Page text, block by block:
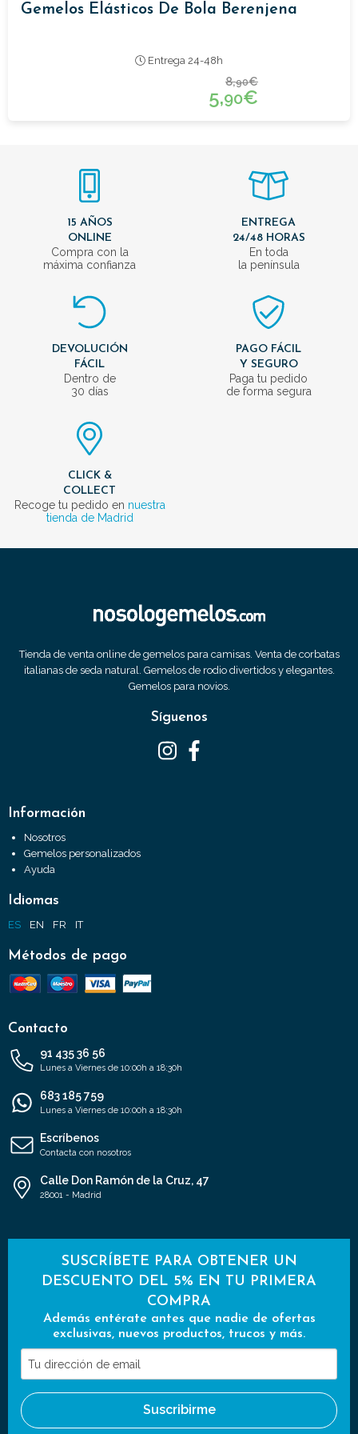
Gemelos Elásticos De Bola Berenjena
Entrega 24-48h
8,90€
5,90€
15 AÑOS
ONLINE
Compra con la
máxima confianza
ENTREGA
24/48 HORAS
En toda
la península
DEVOLUCIÓN
FÁCIL
Dentro de
30 días
PAGO FÁCIL
Y SEGURO
Paga tu pedido
de forma segura
CLICK &
COLLECT
Recoge tu pedido en nuestra
tienda de Madrid
Tienda de venta online de gemelos para camisas. Venta de corbatas
italianas de seda natural. Gemelos de rodio divertidos y elegantes.
Gemelos para novios.
Síguenos
Información
Nosotros
Gemelos personalizados
Ayuda
Idiomas
ES EN FR IT
Métodos de pago
Contacto
91 435 36 56
Lunes a Viernes de 10:00h a 18:30h
683 185 759
Lunes a Viernes de 10:00h a 18:30h
Escríbenos
Contacta con nosotros
Calle Don Ramón de la Cruz, 47
28001 - Madrid
SUSCRÍBETE PARA OBTENER UN
DESCUENTO DEL 5% EN TU PRIMERA
COMPRA
Además entérate antes que nadie de ofertas
exclusivas, nuevos productos, trucos y más.
Tu
dirección
de
email
Suscribirme